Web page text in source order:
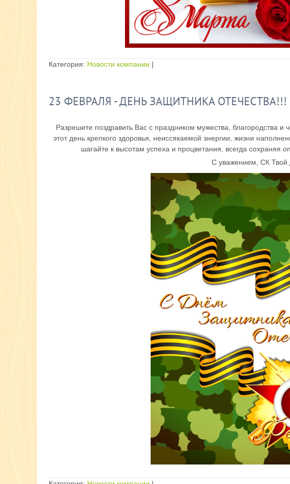
Категория: Новости компании |
23 ФЕВРАЛЯ - ДЕНЬ ЗАЩИТНИКА ОТЕЧЕСТВА!!!
Разрешите поздравить Вас с праздником мужества, благородства
этот день крепкого здоровья, неиссякаемой энергии, жизни
шагайте к высотам успеха и процветания, всегда сохраняя
С уважением, СК Твой